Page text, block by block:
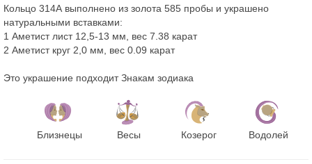
Кольцо 314А выполнено из золота 585 пробы и украшено
натуральными вставками:
1 Аметист лист 12,5-13 мм, вес 7.38 карат
2 Аметист круг 2,0 мм, вес 0.09 карат
Это украшение подходит Знакам зодиака
Близнецы Весы Козерог Водолей